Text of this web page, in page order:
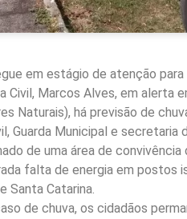
em estágio de atenção
Marcos Alves, em alerta
Naturais), há previsão de
Guarda Municipal e
de uma área de
falta de energia em postos
Santa Catarina.
de chuva, os cidadãos